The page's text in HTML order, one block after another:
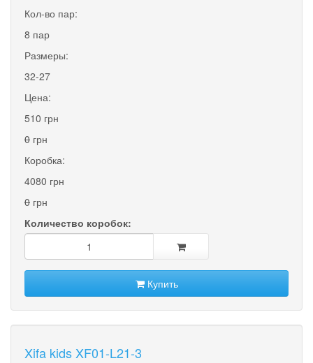
Кол-во пар:
8 пар
Размеры:
32-27
Цена:
510 грн
0 грн
Коробка:
4080 грн
0 грн
Количество коробок:
Купить
Xifa kids XF01-L21-3